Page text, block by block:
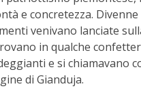
e concretezza. Divenne
venivano lanciate
in qualche
e si chiamavano
di Gianduja.